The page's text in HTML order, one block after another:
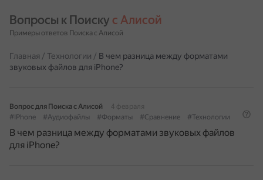
Вопросы к Поиску с Алисой
Примеры ответов Поиска с Алисой
Главная / Технологии / В чем разница между форматами
звуковых файлов для iPhone?
Вопрос для Поиска с Алисой
4 февраля
#IPhone
#Аудиофайлы #Форматы #Сравнение #Технологии
В чем разница между форматами звуковых файлов
для iPhone?